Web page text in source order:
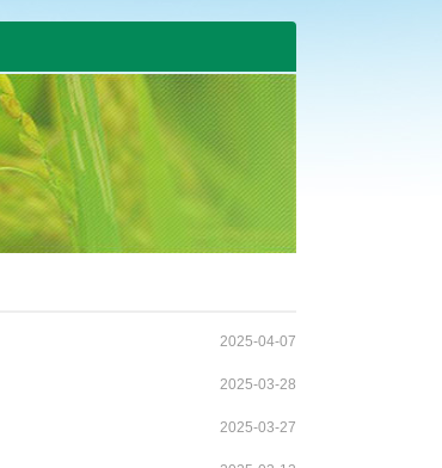
:湖北粮网
2025-04-07
2025-03-28
2025-03-27